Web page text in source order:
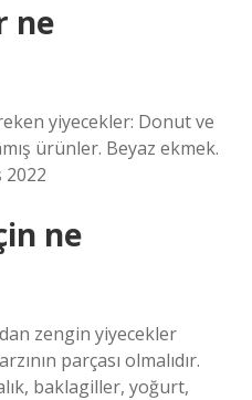
ne
yiyecekler: Donut ve
ürünler. Beyaz ekmek.
2022
ne
zengin yiyecekler
parçası olmalıdır.
baklagiller, yoğurt,